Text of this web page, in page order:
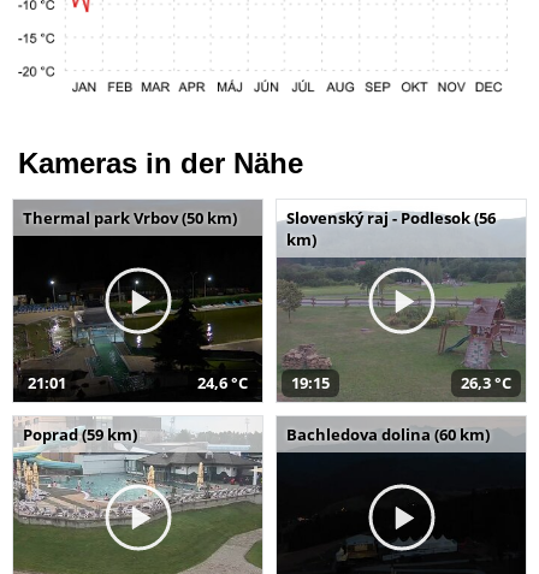
Kameras in der Nähe
Thermal park Vrbov (50 km)
21:01 24,6 °C
Slovenský raj - Podlesok (56
km)
19:15 26,3 °C
Poprad (59 km) Bachledova dolina (60 km)